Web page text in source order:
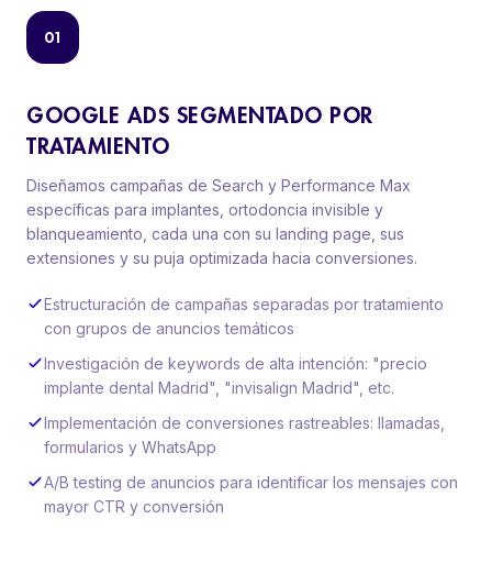
01
GOOGLE ADS SEGMENTADO POR
TRATAMIENTO
Diseñamos campañas de Search y Performance Max
específicas para implantes, ortodoncia invisible y
blanqueamiento, cada una con su landing page, sus
extensiones y su puja optimizada hacia conversiones.
Estructuración de campañas separadas por tratamiento
con grupos de anuncios temáticos
Investigación de keywords de alta intención: "precio
implante dental Madrid", "invisalign Madrid", etc.
Implementación de conversiones rastreables: llamadas,
formularios y WhatsApp
A/B testing de anuncios para identificar los mensajes con
mayor CTR y conversión